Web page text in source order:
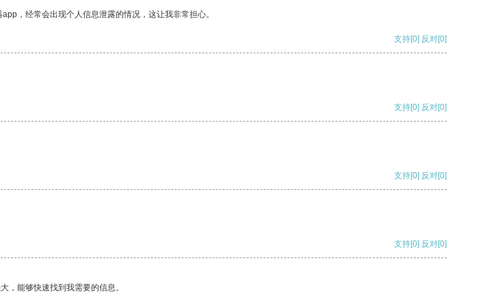
，经常会出现个人信息泄露的情况，这让我非常担心。
支持[0] 反对[0]
支持[0] 反对[0]
支持[0] 反对[0]
支持[0] 反对[0]
，能够快速找到我需要的信息。